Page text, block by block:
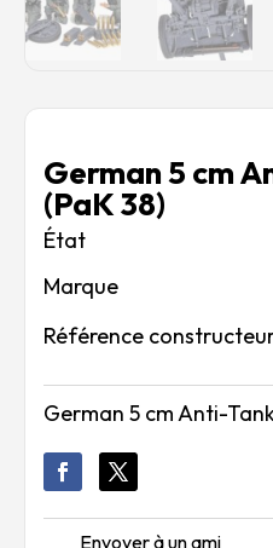
German 5 cm
(PaK 38)
Marque
Référence
German 5 cm Anti-
Envoyer à un ami